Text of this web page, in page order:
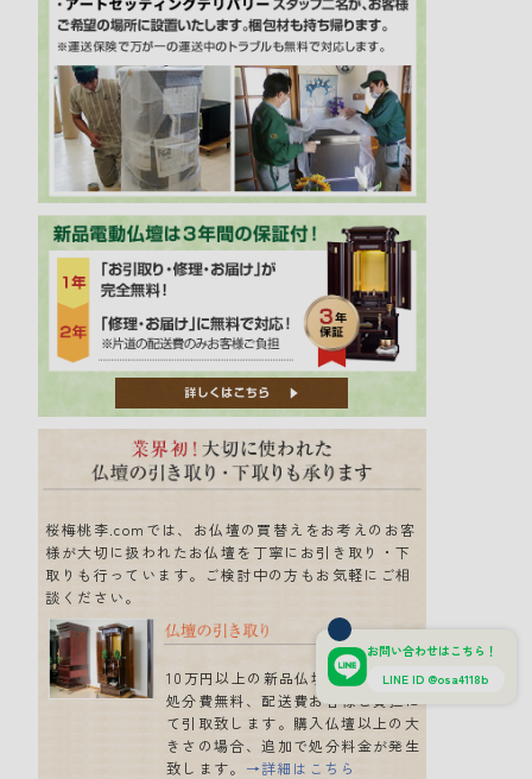
桜梅桃李.comでは、お仏壇の買替えをお考えのお客
様が大切に扱われたお仏壇を丁寧にお引き取り・下
取りも行っています。ご検討中の方もお気軽にご相
談ください。
10万円以上の新品仏壇を購入の場合
処分費無料、配送費お客様ご負担に
て引取致します。購入仏壇以上の大
きさの場合、追加で処分料金が発生
致します。 →詳細はこちら
お問い合わせはこちら！
LINE ID @osa4118b